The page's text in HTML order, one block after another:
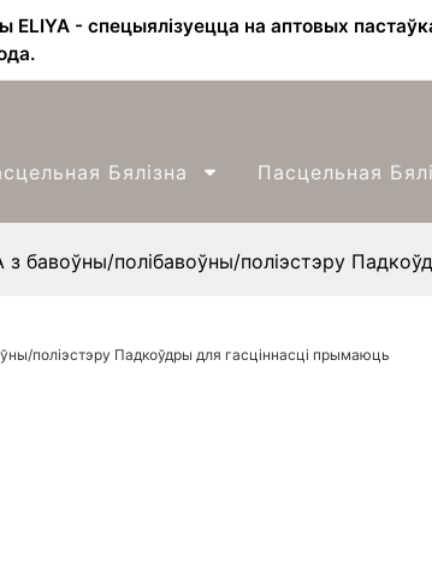
ELIYA - спецыялізуецца на аптовых
Бялізна Пасцельная
з бавоўны/полібавоўны/поліэстэру